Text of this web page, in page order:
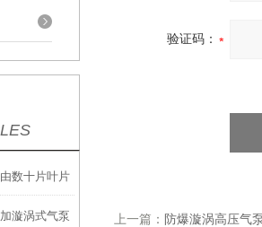
数十片叶片
漩涡式气泵
验证码：
上一篇： 防爆漩涡高压气